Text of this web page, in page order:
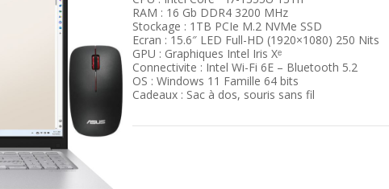
RAM : 16 Gb DDR4 3200 MHz
Stockage : 1TB PCIe M.2 NVMe SSD
Ecran : 15.6″ LED Full-HD (1920×1080) 250 Nits
GPU : Graphiques Intel Iris Xᵉ
Connectivite : Intel Wi-Fi 6E – Bluetooth 5.2
OS : Windows 11 Famille 64 bits
Cadeaux : Sac à dos, souris sans fil